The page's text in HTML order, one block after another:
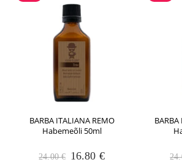
BARBA ITALIANA REMO
Habemeõli 50ml
24.00€ Algne
16.80 €Praegune